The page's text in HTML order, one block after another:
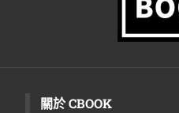
關於 CBOOK